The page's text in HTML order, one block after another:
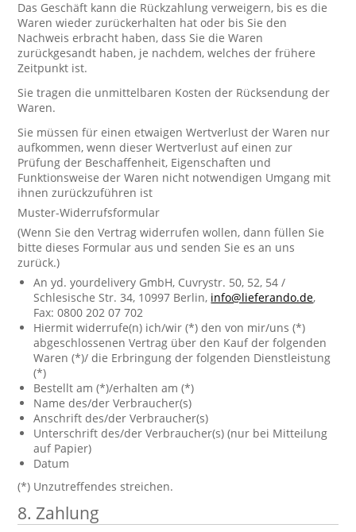
Das Geschäft kann die Rückzahlung verweigern, bis es die
Waren wieder zurückerhalten hat oder bis Sie den
Nachweis erbracht haben, dass Sie die Waren
zurückgesandt haben, je nachdem, welches der frühere
Zeitpunkt ist.
Sie tragen die unmittelbaren Kosten der Rücksendung der
Waren.
Sie müssen für einen etwaigen Wertverlust der Waren nur
aufkommen, wenn dieser Wertverlust auf einen zur
Prüfung der Beschaffenheit, Eigenschaften und
Funktionsweise der Waren nicht notwendigen Umgang mit
ihnen zurückzuführen ist
Muster-Widerrufsformular
(Wenn Sie den Vertrag widerrufen wollen, dann füllen Sie
bitte dieses Formular aus und senden Sie es an uns
zurück.)
An yd. yourdelivery GmbH, Cuvrystr. 50, 52, 54 /
Schlesische Str. 34, 10997 Berlin, info@lieferando.de,
Fax: 0800 202 07 702
Hiermit widerrufe(n) ich/wir (*) den von mir/uns (*)
abgeschlossenen Vertrag über den Kauf der folgenden
Waren (*)/ die Erbringung der folgenden Dienstleistung
(*)
Bestellt am (*)/erhalten am (*)
Name des/der Verbraucher(s)
Anschrift des/der Verbraucher(s)
Unterschrift des/der Verbraucher(s) (nur bei Mitteilung
auf Papier)
Datum
(*) Unzutreffendes streichen.
8. Zahlung